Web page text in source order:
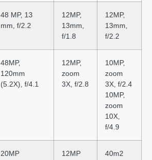
48 MP, 13
mm, f/2.2
12MP,
13mm,
f/1.8
12MP,
13mm,
f/2.2
48MP,
120mm
(5.2X), f/4.1
12MP,
zoom
3X, f/2.8
10MP,
zoom
3X, f/2.4
10MP,
zoom
10X,
f/4.9
20MP 12MP 40m2